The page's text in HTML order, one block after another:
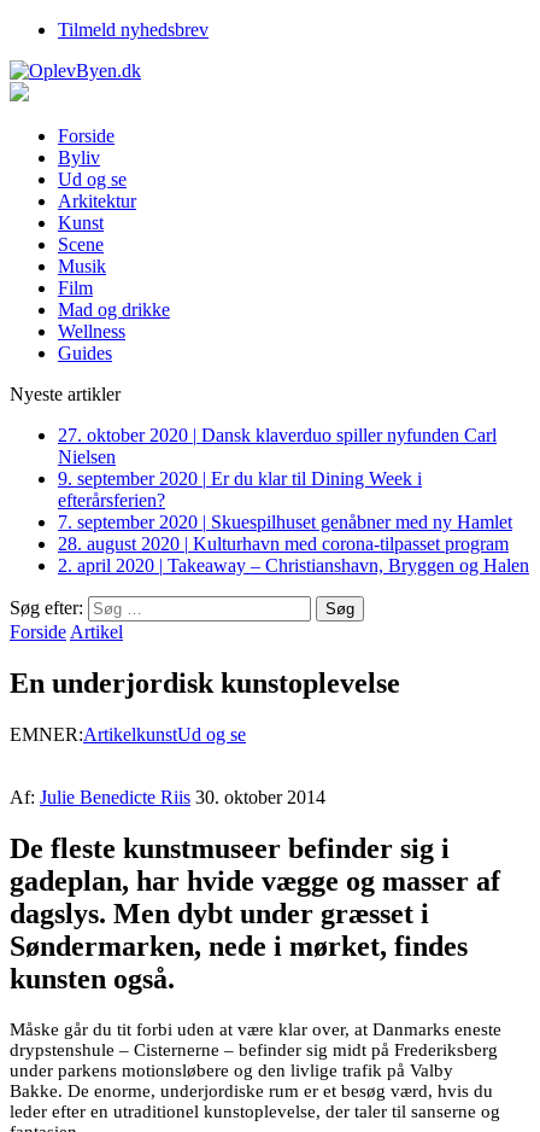
Tilmeld nyhedsbrev
Forside
Byliv
Ud og se
Arkitektur
Kunst
Scene
Musik
Film
Mad og drikke
Wellness
Guides
Nyeste artikler
27. oktober 2020 | Dansk klaverduo spiller nyfunden Carl
Nielsen
9. september 2020 | Er du klar til Dining Week i
efterårsferien?
7. september 2020 | Skuespilhuset genåbner med ny Hamlet
28. august 2020 | Kulturhavn med corona-tilpasset program
2. april 2020 | Takeaway – Christianshavn, Bryggen og Halen
Søg efter:
Forside Artikel
En underjordisk kunstoplevelse
EMNER:ArtikelkunstUd og se
Af: Julie Benedicte Riis 30. oktober 2014
De fleste kunstmuseer befinder sig i
gadeplan, har hvide vægge og masser af
dagslys. Men dybt under græsset i
Søndermarken, nede i mørket, findes
kunsten også.
Måske går du tit forbi uden at være klar over, at Danmarks eneste
drypstenshule – Cisternerne – befinder sig midt på Frederiksberg
under parkens motionsløbere og den livlige trafik på Valby
Bakke. De enorme, underjordiske rum er et besøg værd, hvis du
leder efter en utraditionel kunstoplevelse, der taler til sanserne og